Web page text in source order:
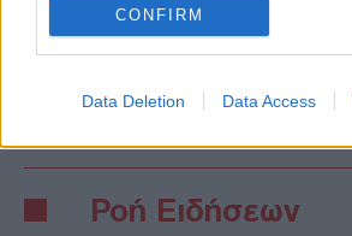
CONFIRM
Data Deletion Data Access
TAGS
DRONE ΒΑΓΔΑΤΗ ΙΡΑΝ
Ροή Ειδήσεων